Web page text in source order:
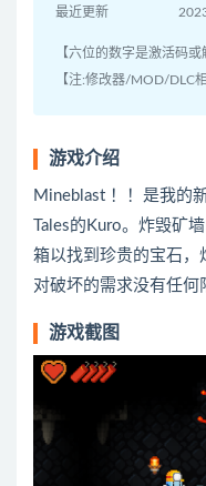
最近更新
【六位的数字是激活码
【注:修改器/MOD/DLC
游戏介绍
Mineblast ！！是我的
Tales的Kuro。炸毁矿
箱以找到珍贵的宝石，
对破坏的需求没有任何
游戏截图